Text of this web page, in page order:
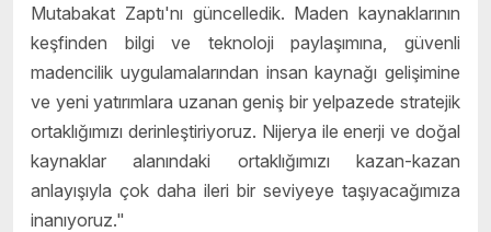
Mutabakat Zaptı'nı güncelledik. Maden kaynaklarının
keşfinden bilgi ve teknoloji paylaşımına, güvenli
madencilik uygulamalarından insan kaynağı gelişimine
ve yeni yatırımlara uzanan geniş bir yelpazede stratejik
ortaklığımızı derinleştiriyoruz. Nijerya ile enerji ve doğal
kaynaklar alanındaki ortaklığımızı kazan-kazan
anlayışıyla çok daha ileri bir seviyeye taşıyacağımıza
inanıyoruz."